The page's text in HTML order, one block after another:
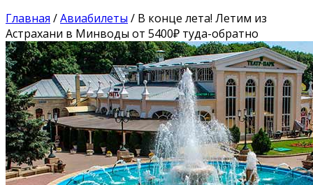
Главная /Авиабилеты / В конце лета! Летим из
Астрахани в Минводы от 5400₽ туда-обратно